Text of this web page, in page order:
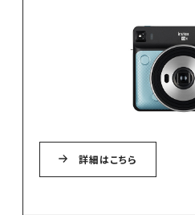
詳細はこちら